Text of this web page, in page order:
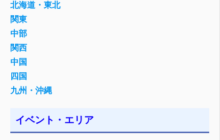
北海道・東北
関東
中部
関西
中国
四国
九州・沖縄
イベント・エリア